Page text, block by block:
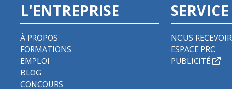
L'ENTREPRISE
À PROPOS
FORMATIONS
EMPLOI
BLOG
CONCOURS
SERVICE
NOUS RECEVOIR
ESPACE PRO
PUBLICITÉ